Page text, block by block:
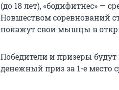
(до 18 лет), «бодифитнес» —
Новшеством соревнований
покажут свои мышцы в
Победители и призеры
денежный приз за 1-е место